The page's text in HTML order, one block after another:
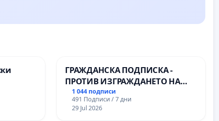
ГРАЖДАНСКА ПОДПИСКА -
ПРОТИВ ИЗГРАЖДАНЕТО НА
ВЪЖЕНА ЛИНИЯ (ЛИФТ) НА
ТЕРИТОРИЯТА НА ПРИРОДНА
ЗАБЕЛЕЖИТЕЛНОСТ „ХЪЛМ НА
1 044 подписи
491 Подписи / 7 дни
29 Jul 2026